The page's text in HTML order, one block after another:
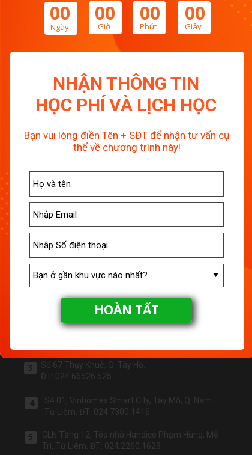
Cam Kết Bảo Mật Thông Tin 100%
HỆ THỐNG TRUNG TÂM ANH NGỮ
GLN - JOLO
Hà Nội
LIÊN HỆ CHÚNG TÔI
facebook.com/joloenglish
Số 27 Trần Đại Nghĩa, Bách Khoa, Hai Bà Trưng.
ĐT: 024.3869.2711
Số 4, Ngõ 54 Nguyễn Thị Định, P. Trung Hoà -
Số 67 Thụy Khuê, Q. Tây Hồ.
ĐT: 024.66526.525
3
GLN Tầng 12, Tòa nhà Handico Phạm Hùng, Mễ
Trì, Từ Liêm. ĐT: 024.2260.1623
5
S4.01, Vinhomes Smart City, Tây Mỗ, Q. Nam
Từ Liêm. ĐT: 024.7300.1416
4
HOÀN TẤT
NHẬN THÔNG TIN
HỌC PHÍ VÀ LỊCH HỌC
Bạn vui lòng điền Tên + SĐT để nhận tư vấn cụ
thể về chương trình này!
Ngày Giờ Phút Giây
00 00 00 00